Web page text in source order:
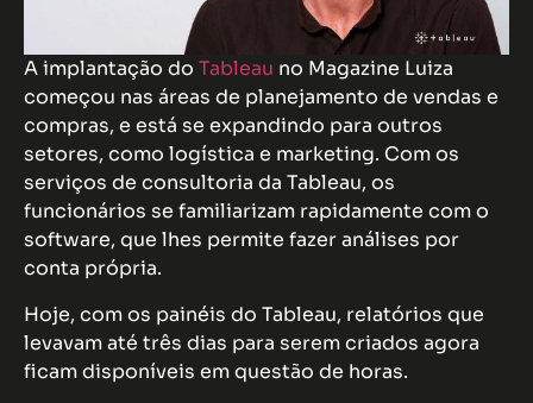
A implantação do Tableau no Magazine Luiza
começou nas áreas de planejamento de vendas e
compras, e está se expandindo para outros
setores, como logística e marketing. Com os
serviços de consultoria da Tableau, os
funcionários se familiarizam rapidamente com o
software, que lhes permite fazer análises por
conta própria.
Hoje, com os painéis do Tableau, relatórios que
levavam até três dias para serem criados agora
ficam disponíveis em questão de horas.